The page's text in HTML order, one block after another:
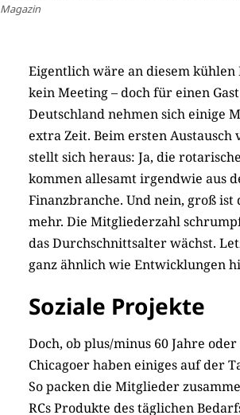
Magazin
Eigentlich wäre an diesem
kein Meeting – doch für einen
Deutschland nehmen sich einige
extra Zeit. Beim ersten Austausch
stellt sich heraus: Ja, die
kommen allesamt irgendwie aus
Finanzbranche. Und nein, groß ist
mehr. Die Mitgliederzahl
das Durchschnittsalter wächst.
ganz ähnlich wie Entwicklungen
Soziale Projekte
Doch, ob plus/minus 60 Jahre
Chicagoer haben einiges auf der
So packen die Mitglieder
RCs Produkte des täglichen